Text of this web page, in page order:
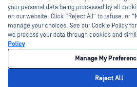
Parteneri tehnologici
Program de parteneriat de canal
©2026 OPSWAT . Toate drepturile rezervate.
MetaAccess, OPSWAT , Trust no File. Trust No
World's Critical Infrastructure, Deep CDR™
DFI, RetroHunt, Deep File Inspection și Join the
OPSWAT . Mărcile comerciale ale terților sunt
Politica de confidențialitate
Opțiunile dvs. de confidențialitate din
your personal data being processed by all
on our website. Click “Reject All” to refuse, or
manage your choices. See our Cookie Policy
we process your data through cookies and
Policy
Manage My
Reject All